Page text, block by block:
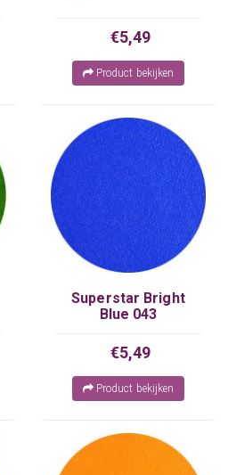
€5,49
Product bekijken
Superstar Bright
Blue 043
€5,49
Product bekijken